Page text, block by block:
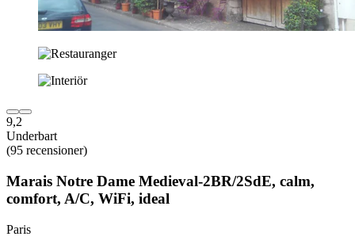
9,2
Underbart
(95 recensioner)
Marais Notre Dame Medieval-2BR/2SdE, calm,
comfort, A/C, WiFi, ideal
Paris